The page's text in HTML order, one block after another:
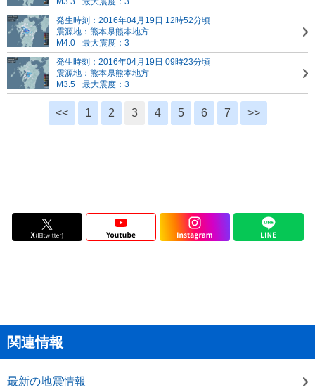
発生時刻：2016年04月19日 12時52分頃
震源地：熊本県熊本地方
M4.0
最大震度：3
発生時刻：2016年04月19日 09時23分頃
震源地：熊本県熊本地方
M3.5
最大震度：3
<< 1 2 3 4 5 6 7 >>
関連情報
最新の地震情報